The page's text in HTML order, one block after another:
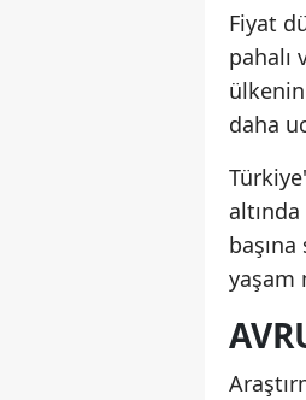
Fiyat
pahalı
daha
yaşam